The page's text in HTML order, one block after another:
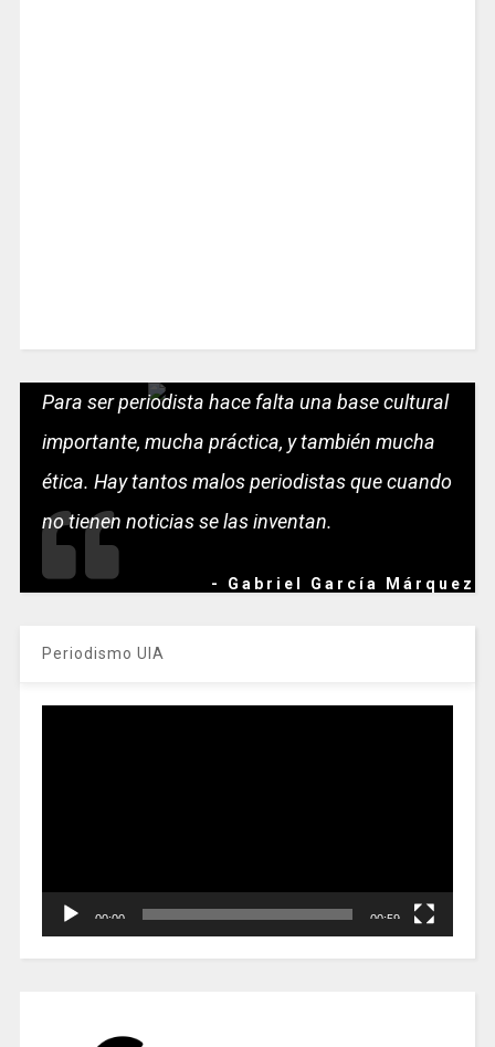
Para ser periodista hace falta una base cultural
importante, mucha práctica, y también mucha
ética. Hay tantos malos periodistas que cuando
no tienen noticias se las inventan.
- Gabriel García Márquez
Periodismo UIA
00:00 00:59